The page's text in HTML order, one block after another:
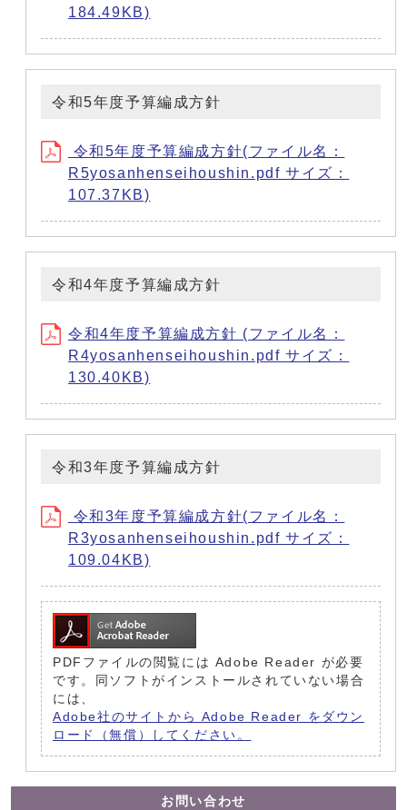
184.49KB)
令和5年度予算編成方針
令和5年度予算編成方針(ファイル名：
R5yosanhenseihoushin.pdf サイズ：
107.37KB)
令和4年度予算編成方針
令和4年度予算編成方針 (ファイル名：
R4yosanhenseihoushin.pdf サイズ：
130.40KB)
令和3年度予算編成方針
令和3年度予算編成方針(ファイル名：
R3yosanhenseihoushin.pdf サイズ：
109.04KB)
PDFファイルの閲覧には Adobe Reader が必要
です。同ソフトがインストールされていない場合
には、
Adobe社のサイトから Adobe Reader をダウン
ロード（無償）してください。
お問い合わせ